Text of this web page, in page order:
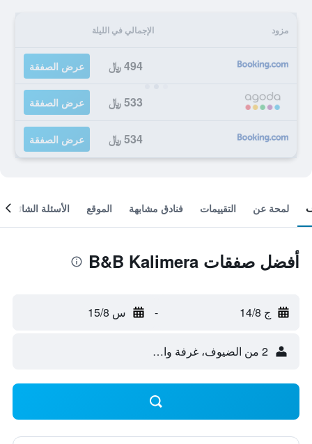
مزود الإجمالي في الليلة
494 ﷼ عرض الصفقة
533 ﷼ عرض الصفقة
534 ﷼ عرض الصفقة
لمحة عن التقييمات فنادق مشابهة الموقع الأسئلة الشائعة
أفضل صفقات B&B Kalimera
ج 14/8 - س 15/8
2 من الضيوف، غرفة واحدة